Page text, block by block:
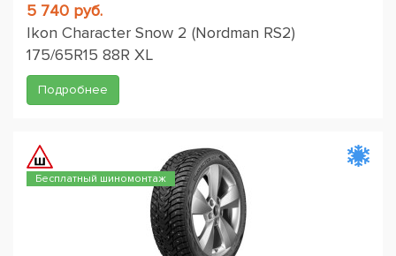
5 740 руб.
Ikon Character Snow 2 (Nordman RS2)
175/65R15 88R XL
Подробнее
Бесплатный шиномонтаж